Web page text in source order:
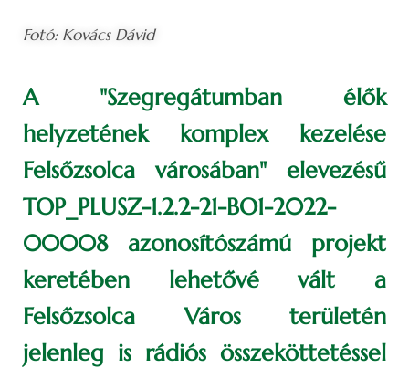
Fotó: Kovács Dávid
A "Szegregátumban élők
helyzetének komplex kezelése
Felsőzsolca városában" elevezésű
TOP_PLUSZ-1.2.2-21-BO1-2022-
00008 azonosítószámú projekt
keretében lehetővé vált a
Felsőzsolca Város területén
jelenleg is rádiós összeköttetéssel